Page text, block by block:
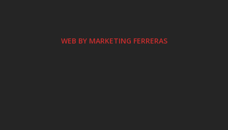
WEB BY MARKETING FERRERAS